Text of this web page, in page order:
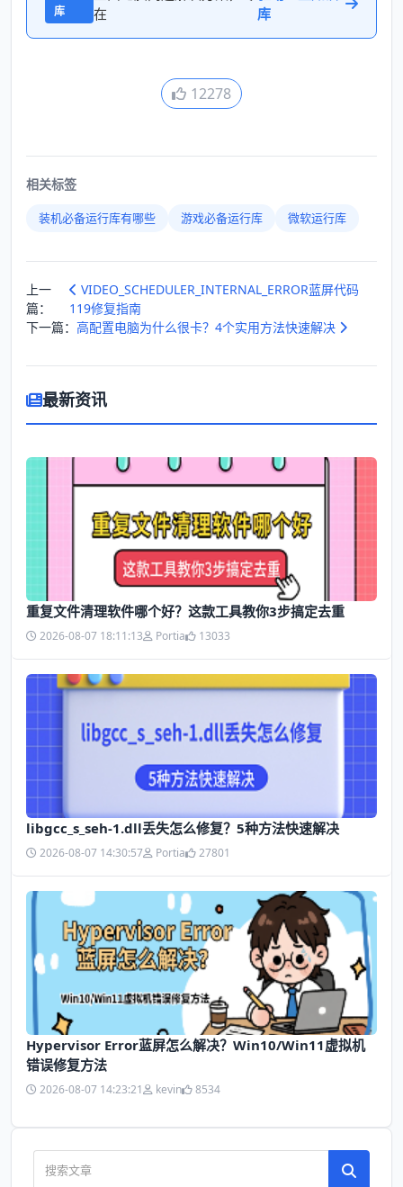
库
在
库
12278
相关标签
装机必备运行库有哪些 游戏必备运行库 微软运行库
上一
篇：
VIDEO_SCHEDULER_INTERNAL_ERROR蓝屏代码
119修复指南
下一篇： 高配置电脑为什么很卡？4个实用方法快速解决
最新资讯
​重复文件清理软件哪个好？这款工具教你3步搞定去重
2026-08-07 18:11:13 Portia 13033
libgcc_s_seh-1.dll丢失怎么修复？5种方法快速解决
2026-08-07 14:30:57 Portia 27801
Hypervisor Error蓝屏怎么解决？Win10/Win11虚拟机
错误修复方法
2026-08-07 14:23:21 kevin 8534